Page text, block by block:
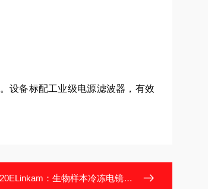
设备标配工业级电源滤波器，有效
：生物样本冷冻电镜预处理的温控平台